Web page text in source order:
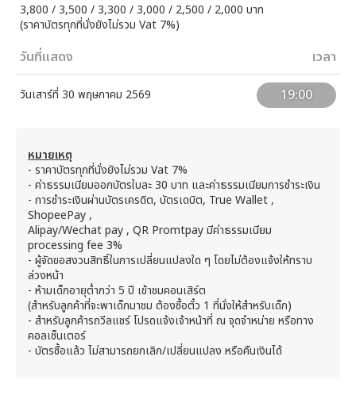
3,800 / 3,500 / 3,300 / 3,000 / 2,500 / 2,000 บาท
(ราคาบัตรทุกที่นั่งยังไม่รวม Vat 7%)
วันที่แสดง เวลา
วันเสาร์ที่ 30 พฤษภาคม 2569 19:00
หมายเหตุ
- ราคาบัตรทุกที่นั่งยังไม่รวม Vat 7%
- ค่าธรรมเนียมออกบัตรใบละ 30 บาท และค่าธรรมเนียมการชำระเงิน
- การชำระเงินผ่านบัตรเครดิต, บัตรเดบิต, True Wallet ,
ShopeePay ,
Alipay/Wechat pay , QR Promtpay มีค่าธรรมเนียม
processing fee 3%
- ผู้จัดขอสงวนสิทธิ์ในการเปลี่ยนแปลงใด ๆ โดยไม่ต้องแจ้งให้ทราบ
ล่วงหน้า
- ห้ามเด็กอายุต่ำกว่า 5 ปี เข้าชมคอนเสิร์ต
(สำหรับลูกค้าที่จะพาเด็กมาชม ต้องซื้อตั๋ว 1 ที่นั่งให้สำหรับเด็ก)
- สำหรับลูกค้ารถวีลแชร์ โปรดแจ้งเจ้าหน้าที่ ณ จุดจำหน่าย หรือทาง
คอลเซ็นเตอร์
- บัตรซื้อแล้ว ไม่สามารถยกเลิก/เปลี่ยนแปลง หรือคืนเงินได้